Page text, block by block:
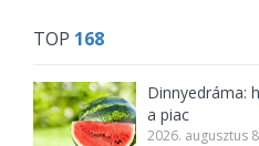
TOP 168
Dinnyedráma:
a piac
2026. augusztus